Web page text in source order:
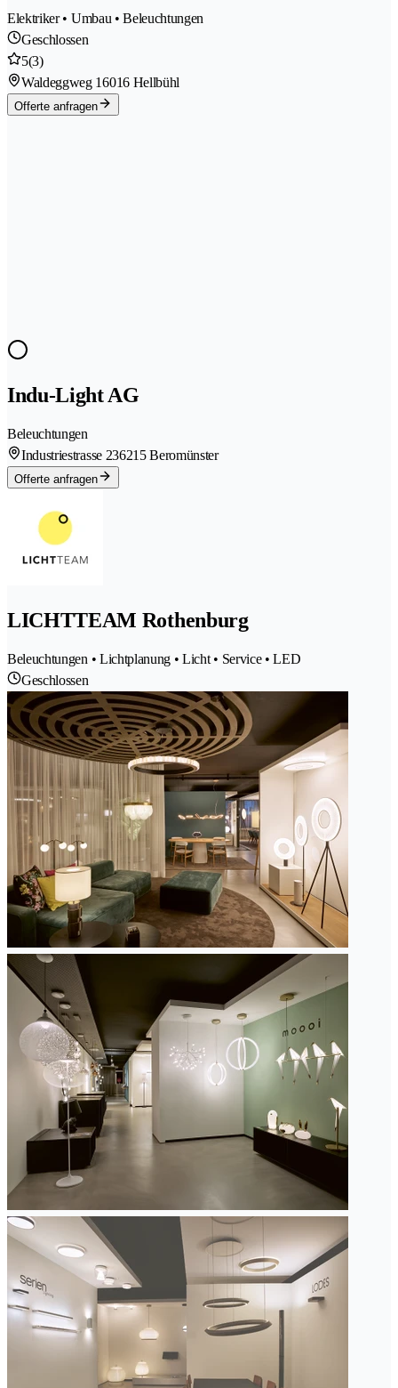
Elektriker • Umbau • Beleuchtungen
Geschlossen
5(3)
Waldeggweg 16016 Hellbühl
Offerte anfragen
Indu-Light AG
Beleuchtungen
Industriestrasse 236215 Beromünster
Offerte anfragen
LICHTTEAM Rothenburg
Beleuchtungen • Lichtplanung • Licht • Service • LED
Geschlossen